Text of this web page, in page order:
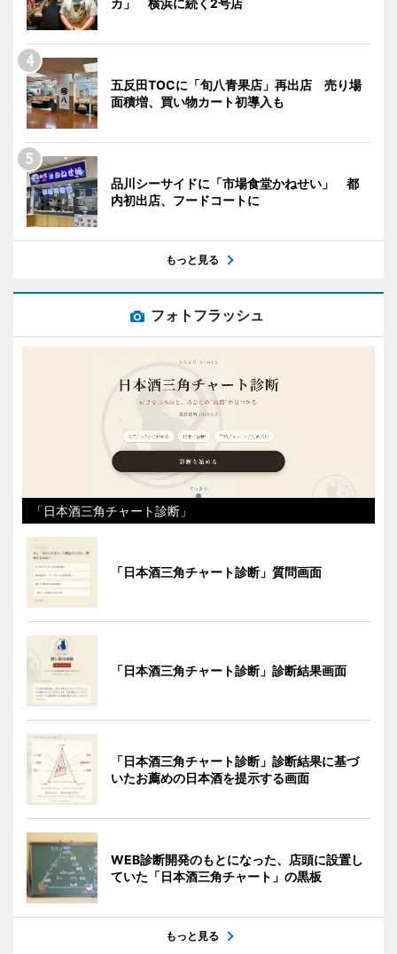
五反田TOCに「旬八青果店」再出店 売り場
面積増、買い物カート初導入も
品川シーサイドに「市場食堂かねせい」 都
内初出店、フードコートに
もっと見る
フォトフラッシュ
「日本酒三角チャート診断」
「日本酒三角チャート診断」質問画面
「日本酒三角チャート診断」診断結果画面
「日本酒三角チャート診断」診断結果に基づ
いたお薦めの日本酒を提示する画面
WEB診断開発のもとになった、店頭に設置し
ていた「日本酒三角チャート」の黒板
もっと見る